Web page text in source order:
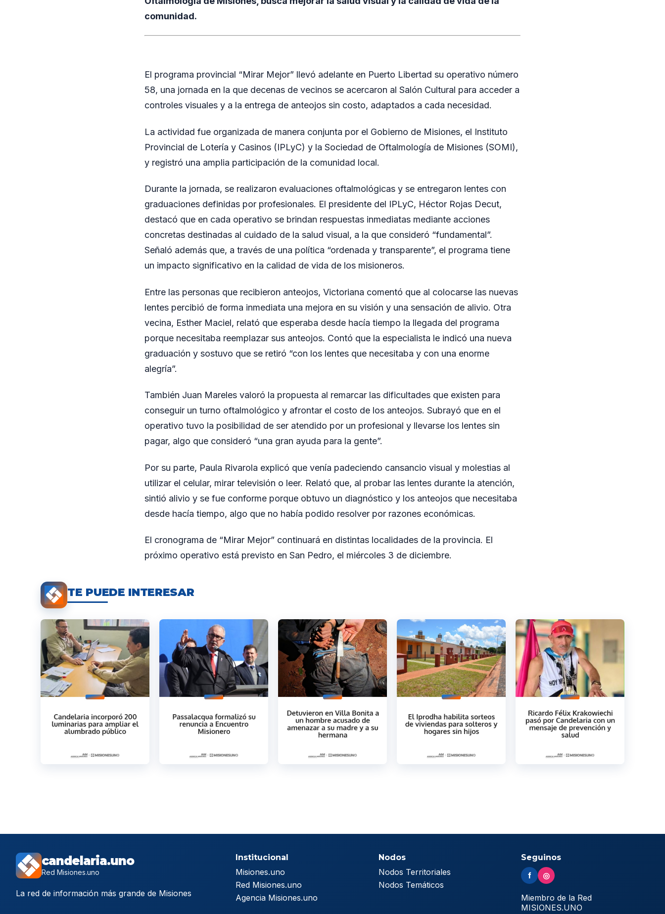
comunidad.
El programa provincial “Mirar Mejor” llevó adelante en Puerto Libertad su operativo número
58, una jornada en la que decenas de vecinos se acercaron al Salón Cultural para acceder a
controles visuales y a la entrega de anteojos sin costo, adaptados a cada necesidad.
La actividad fue organizada de manera conjunta por el Gobierno de Misiones, el Instituto
Provincial de Lotería y Casinos (IPLyC) y la Sociedad de Oftalmología de Misiones (SOMI),
y registró una amplia participación de la comunidad local.
Durante la jornada, se realizaron evaluaciones oftalmológicas y se entregaron lentes con
graduaciones definidas por profesionales. El presidente del IPLyC, Héctor Rojas Decut,
destacó que en cada operativo se brindan respuestas inmediatas mediante acciones
concretas destinadas al cuidado de la salud visual, a la que consideró “fundamental”.
Señaló además que, a través de una política “ordenada y transparente”, el programa tiene
un impacto significativo en la calidad de vida de los misioneros.
Entre las personas que recibieron anteojos, Victoriana comentó que al colocarse las nuevas
lentes percibió de forma inmediata una mejora en su visión y una sensación de alivio. Otra
vecina, Esther Maciel, relató que esperaba desde hacía tiempo la llegada del programa
porque necesitaba reemplazar sus anteojos. Contó que la especialista le indicó una nueva
graduación y sostuvo que se retiró “con los lentes que necesitaba y con una enorme
alegría”.
También Juan Mareles valoró la propuesta al remarcar las dificultades que existen para
conseguir un turno oftalmológico y afrontar el costo de los anteojos. Subrayó que en el
operativo tuvo la posibilidad de ser atendido por un profesional y llevarse los lentes sin
pagar, algo que consideró “una gran ayuda para la gente”.
Por su parte, Paula Rivarola explicó que venía padeciendo cansancio visual y molestias al
utilizar el celular, mirar televisión o leer. Relató que, al probar las lentes durante la atención,
sintió alivio y se fue conforme porque obtuvo un diagnóstico y los anteojos que necesitaba
desde hacía tiempo, algo que no había podido resolver por razones económicas.
El cronograma de “Mirar Mejor” continuará en distintas localidades de la provincia. El
próximo operativo está previsto en San Pedro, el miércoles 3 de diciembre.
TE PUEDE INTERESAR
candelaria.uno
Red Misiones.uno
La red de información más grande de Misiones
Institucional
Misiones.uno
Red Misiones.uno
Agencia Misiones.uno
Nodos
Nodos Territoriales
Nodos Temáticos
Seguinos
f ◎
Miembro de la Red
MISIONES.UNO